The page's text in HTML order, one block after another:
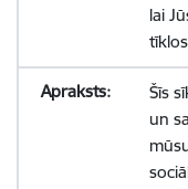
lai
Šīs
un